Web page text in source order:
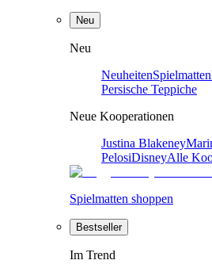
Neu
Neu
NeuheitenSpielmatten
Persische Teppiche
Neue Kooperationen
Justina Blakeney
PelosiDisneyAlle
Spielmatten shoppen
Bestseller
Im Trend